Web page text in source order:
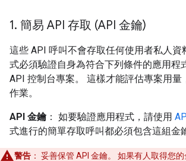
1. 簡易 API 存取 (API 金鑰)
這些 API 呼叫不會存取任何使用者私人資
式必須驗證自身為符合下列條件的應用程
API 控制台專案。 這樣才能評估專案用量
作業。
API 金鑰： 如要驗證應用程式，請使用
式進行的簡單存取呼叫都必須包含這組金
警告 ： 妥善保管 API 金鑰。 如果有人取得您